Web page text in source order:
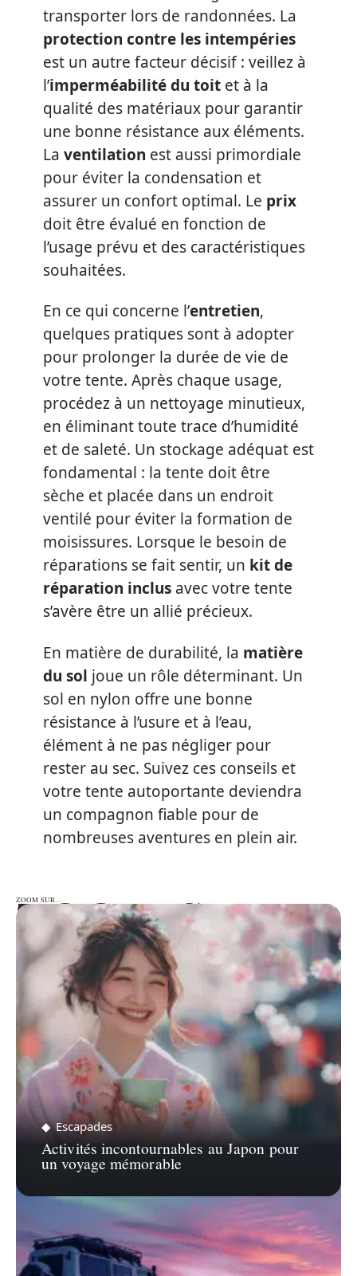
transporter lors de randonnées. La
protection contre les intempéries
est un autre facteur décisif : veillez à
l’imperméabilité du toit et à la
qualité des matériaux pour garantir
une bonne résistance aux éléments.
La ventilation est aussi primordiale
pour éviter la condensation et
assurer un confort optimal. Le prix
doit être évalué en fonction de
l’usage prévu et des caractéristiques
souhaitées.
En ce qui concerne l’entretien,
quelques pratiques sont à adopter
pour prolonger la durée de vie de
votre tente. Après chaque usage,
procédez à un nettoyage minutieux,
en éliminant toute trace d’humidité
et de saleté. Un stockage adéquat est
fondamental : la tente doit être
sèche et placée dans un endroit
ventilé pour éviter la formation de
moisissures. Lorsque le besoin de
réparations se fait sentir, un kit de
réparation inclus avec votre tente
s’avère être un allié précieux.
En matière de durabilité, la matière
du sol joue un rôle déterminant. Un
sol en nylon offre une bonne
résistance à l’usure et à l’eau,
élément à ne pas négliger pour
rester au sec. Suivez ces conseils et
votre tente autoportante deviendra
un compagnon fiable pour de
nombreuses aventures en plein air.
ZOOM SUR…
ZOOM SUR…
Escapades
Activités incontournables au Japon pour
un voyage mémorable